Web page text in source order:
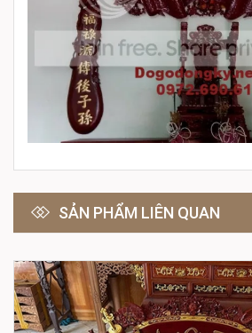
SẢN PHẨM LIÊN QUAN